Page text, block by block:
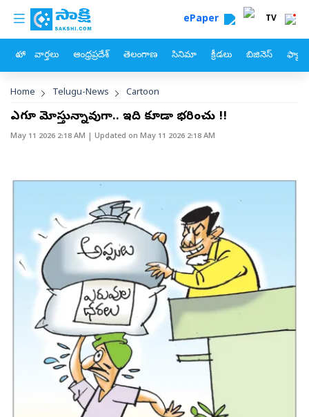
Skip to main content
custom menu ePaper TV
హోం వార్తలు ఆంధ్రప్రదేశ్ తెలంగాణ సినిమా క్రీడలు బిజినెస్
Breadcrumb
Home Telugu-News Cartoon
ఎలాగూ మోస్తున్నావుగా.. ఇది కూడా భరించు !!
May 11 2026 2:18 AM | Updated on May 11 2026 2:18 AM